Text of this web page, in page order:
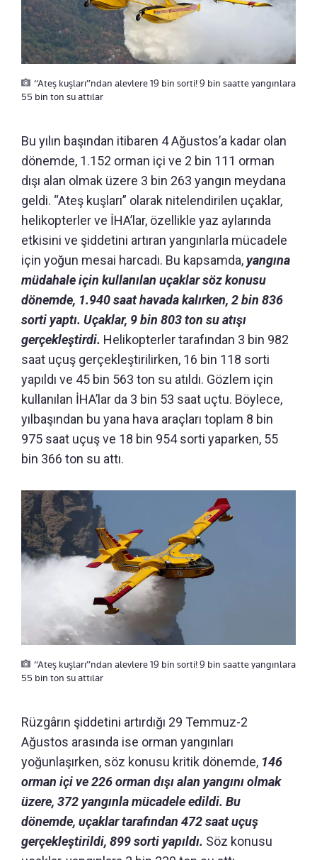
“Ateş kuşları”ndan alevlere 19 bin sorti! 9 bin saatte yangınlara
55 bin ton su attılar
Bu yılın başından itibaren 4 Ağustos’a kadar olan
dönemde, 1.152 orman içi ve 2 bin 111 orman
dışı alan olmak üzere 3 bin 263 yangın meydana
geldi. “Ateş kuşları” olarak nitelendirilen uçaklar,
helikopterler ve İHA’lar, özellikle yaz aylarında
etkisini ve şiddetini artıran yangınlarla mücadele
için yoğun mesai harcadı. Bu kapsamda,yangına
müdahale için kullanılan uçaklar söz konusu
dönemde, 1.940 saat havada kalırken, 2 bin 836
sorti yaptı. Uçaklar, 9 bin 803 ton su atışı
gerçekleştirdi. Helikopterler tarafından 3 bin 982
saat uçuş gerçekleştirilirken, 16 bin 118 sorti
yapıldı ve 45 bin 563 ton su atıldı. Gözlem için
kullanılan İHA’lar da 3 bin 53 saat uçtu. Böylece,
yılbaşından bu yana hava araçları toplam 8 bin
975 saat uçuş ve 18 bin 954 sorti yaparken, 55
bin 366 ton su attı.
“Ateş kuşları”ndan alevlere 19 bin sorti! 9 bin saatte yangınlara
55 bin ton su attılar
Rüzgârın şiddetini artırdığı 29 Temmuz-2
Ağustos arasında ise orman yangınları
yoğunlaşırken, söz konusu kritik dönemde, 146
orman içi ve 226 orman dışı alan yangını olmak
üzere, 372 yangınla mücadele edildi. Bu
dönemde, uçaklar tarafından 472 saat uçuş
gerçekleştirildi, 899 sorti yapıldı. Söz konusu